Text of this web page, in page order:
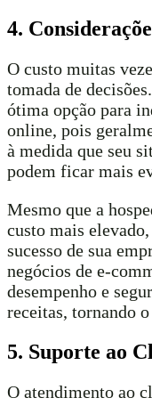
4.
O custo muitas
tomada de
ótima opção para
online, pois
à medida que seu
podem ficar mais
Mesmo que a
custo mais
sucesso de sua
negócios de e-
desempenho e
receitas, tornando
5. Suporte ao
O atendimento ao